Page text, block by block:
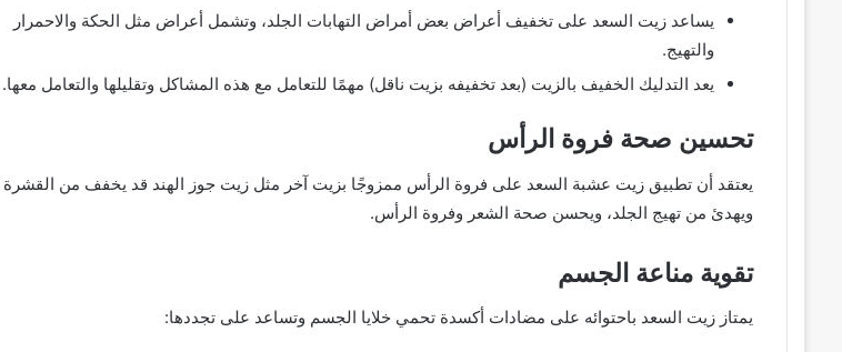
يساعد زيت السعد على تخفيف أعراض بعض أمراض التهابات الجلد، وتشمل أعراض مثل الحكة والاحمرار
والتهيج.
يعد التدليك الخفيف بالزيت (بعد تخفيفه بزيت ناقل) مهمًا للتعامل مع هذه المشاكل وتقليلها والتعامل معها.
تحسين صحة فروة الرأس
يعتقد أن تطبيق زيت عشبة السعد على فروة الرأس ممزوجًا بزيت آخر مثل زيت جوز الهند قد يخفف من القشرة
ويهدئ من تهيج الجلد، ويحسن صحة الشعر وفروة الرأس.
تقوية مناعة الجسم
يمتاز زيت السعد باحتوائه على مضادات أكسدة تحمي خلايا الجسم وتساعد على تجددها: